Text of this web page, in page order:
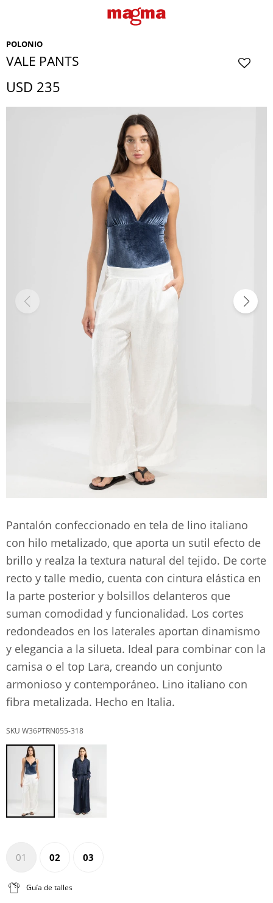
POLONIO
VALE PANTS
USD 235
Pantalón confeccionado en tela de lino italiano
con hilo metalizado, que aporta un sutil efecto de
brillo y realza la textura natural del tejido. De corte
recto y talle medio, cuenta con cintura elástica en
la parte posterior y bolsillos delanteros que
suman comodidad y funcionalidad. Los cortes
redondeados en los laterales aportan dinamismo
y elegancia a la silueta. Ideal para combinar con la
camisa o el top Lara, creando un conjunto
armonioso y contemporáneo. Lino italiano con
fibra metalizada. Hecho en Italia.
W36PTRN055-318
01 02 03
Guía de talles